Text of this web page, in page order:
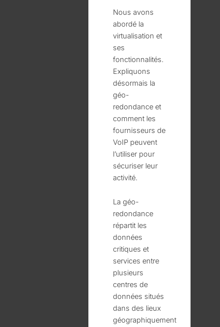
Nous avons
abordé la
virtualisation et
ses
fonctionnalités.
Expliquons
désormais la
géo-
redondance et
comment les
fournisseurs de
VoIP peuvent
l’utiliser pour
sécuriser leur
activité.
La géo-
redondance
répartit les
données
critiques et
services entre
plusieurs
centres de
données situés
dans des lieux
géographiquement